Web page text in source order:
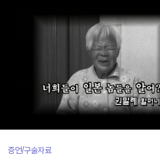
증언/구술자료